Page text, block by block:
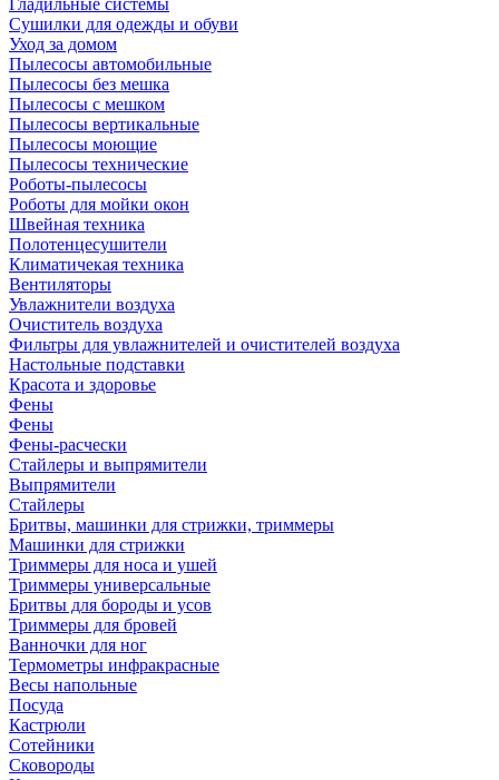
Гладильные системы
Сушилки для одежды и обуви
Уход за домом
Пылесосы автомобильные
Пылесосы без мешка
Пылесосы с мешком
Пылесосы вертикальные
Пылесосы моющие
Пылесосы технические
Роботы-пылесосы
Роботы для мойки окон
Швейная техника
Полотенцесушители
Климатичекая техника
Вентиляторы
Увлажнители воздуха
Очиститель воздуха
Фильтры для увлажнителей и очистителей воздуха
Настольные подставки
Красота и здоровье
Фены
Фены
Фены-расчески
Стайлеры и выпрямители
Выпрямители
Стайлеры
Бритвы, машинки для стрижки, триммеры
Машинки для стрижки
Триммеры для носа и ушей
Триммеры универсальные
Бритвы для бороды и усов
Триммеры для бровей
Ванночки для ног
Термометры инфракрасные
Весы напольные
Посуда
Кастрюли
Сотейники
Сковороды